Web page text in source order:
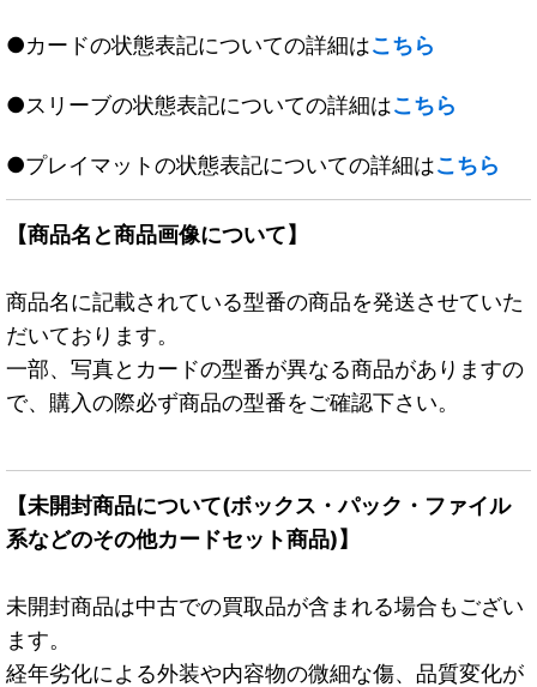
●カードの状態表記についての詳細はこちら
●スリーブの状態表記についての詳細はこちら
●プレイマットの状態表記についての詳細はこちら
【商品名と商品画像について】
商品名に記載されている型番の商品を発送させていた
だいております。
一部、写真とカードの型番が異なる商品がありますの
で、購入の際必ず商品の型番をご確認下さい。
【未開封商品について(ボックス・パック・ファイル
系などのその他カードセット商品)】
未開封商品は中古での買取品が含まれる場合もござい
ます。
経年劣化による外装や内容物の微細な傷、品質変化が